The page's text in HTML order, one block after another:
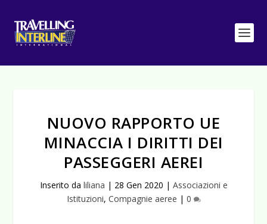
NUOVO RAPPORTO UE
MINACCIA I DIRITTI DEI
PASSEGGERI AEREI
Inserito da liliana | 28 Gen 2020 | Associazioni e
Istituzioni, Compagnie aeree | 0